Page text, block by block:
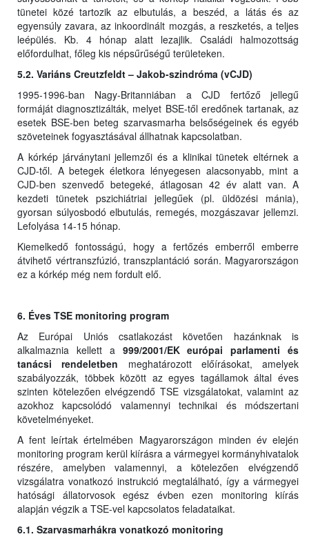
tünetei közé tartozik az elbutulás, a beszéd, a látás és az
egyensúly zavara, az inkoordinált mozgás, a reszketés, a teljes
leépülés. Kb. 4 hónap alatt lezajlik. Családi halmozottság
előfordulhat, főleg kis népsűrűségű területeken.
5.2. Variáns Creutzfeldt – Jakob-szindróma (vCJD)
1995-1996-ban Nagy-Britanniában a CJD fertőző jellegű
formáját diagnosztizálták, melyet BSE-től eredőnek tartanak, az
esetek BSE-ben beteg szarvasmarha belsőségeinek és egyéb
szöveteinek fogyasztásával állhatnak kapcsolatban.
A kórkép járványtani jellemzői és a klinikai tünetek eltérnek a
CJD-től. A betegek életkora lényegesen alacsonyabb, mint a
CJD-ben szenvedő betegeké, átlagosan 42 év alatt van. A
kezdeti tünetek pszichiátriai jellegűek (pl. üldözési mánia),
gyorsan súlyosbodó elbutulás, remegés, mozgászavar jellemzi.
Lefolyása 14-15 hónap.
Kiemelkedő fontosságú, hogy a fertőzés emberről emberre
átvihető vértranszfúzió, transzplantáció során. Magyarországon
ez a kórkép még nem fordult elő.
6. Éves TSE monitoring program
Az Európai Uniós csatlakozást követően hazánknak is
alkalmaznia kellett a 999/2001/EK európai parlamenti és
tanácsi rendeletben meghatározott előírásokat, amelyek
szabályozzák, többek között az egyes tagállamok által éves
szinten kötelezően elvégzendő TSE vizsgálatokat, valamint az
azokhoz kapcsolódó valamennyi technikai és módszertani
követelményeket.
A fent leírtak értelmében Magyarországon minden év elején
monitoring program kerül kiírásra a vármegyei kormányhivatalok
részére, amelyben valamennyi, a kötelezően elvégzendő
vizsgálatra vonatkozó instrukció megtalálható, így a vármegyei
hatósági állatorvosok egész évben ezen monitoring kiírás
alapján végzik a TSE-vel kapcsolatos feladataikat.
6.1. Szarvasmarhákra vonatkozó monitoring